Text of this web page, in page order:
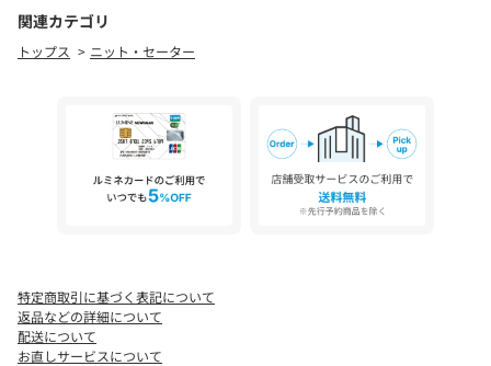
製品と画像のカラーが異なる場合もございます。
関連カテゴリ
トップス ニット・セーター
特定商取引に基づく表記について
返品などの詳細について
配送について
お直しサービスについて